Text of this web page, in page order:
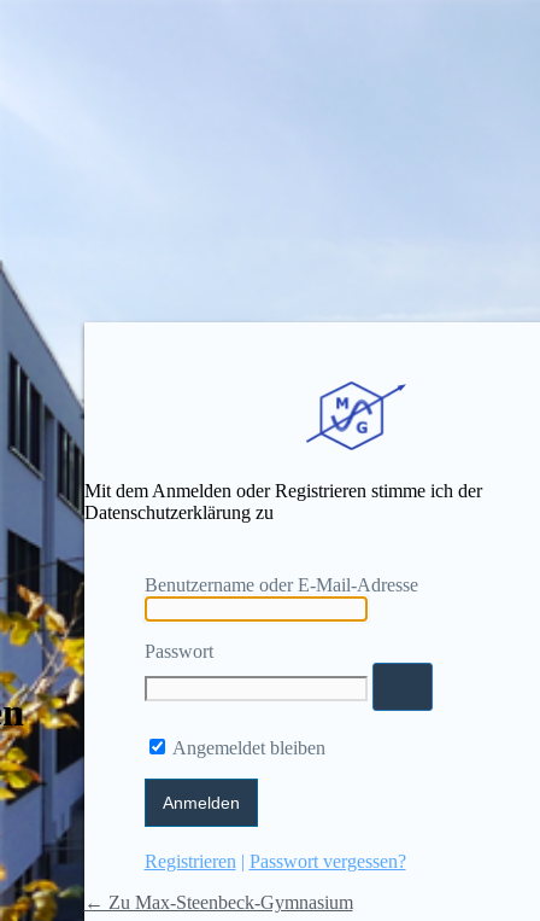
Mit dem Anmelden oder Registrieren stimme ich der
Datenschutzerklärung zu
Benutzername oder E-Mail-Adresse
Passwort
Angemeldet bleiben
Registrieren | Passwort vergessen?
← Zu Max-Steenbeck-Gymnasium